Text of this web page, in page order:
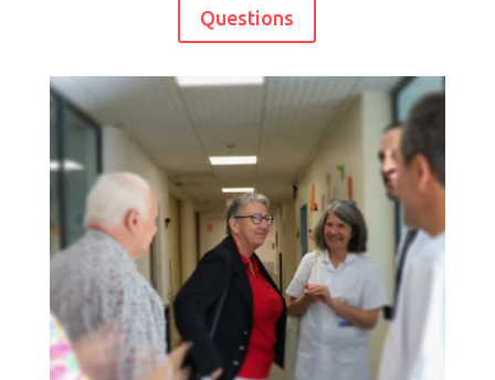
Questions